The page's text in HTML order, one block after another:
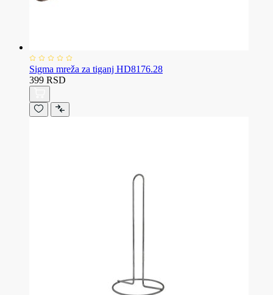
Sigma mreža za tiganj HD8176.28
399 RSD